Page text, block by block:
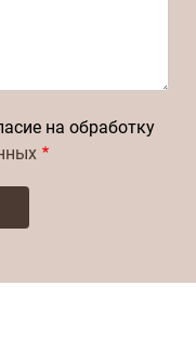
на обработку